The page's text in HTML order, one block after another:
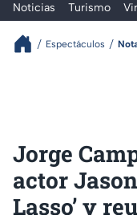
Noticias Turismo
Espectáculos
Jorge
actor
Lasso’ y